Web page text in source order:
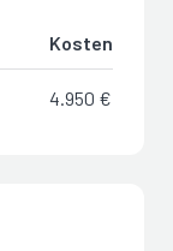
Kosten
4.950 €